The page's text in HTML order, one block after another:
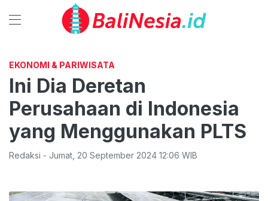
EKONOMI & PARIWISATA
Ini Dia Deretan
Perusahaan di Indonesia
yang Menggunakan PLTS
Redaksi - Jumat 20 September 2024 12:06 WIB